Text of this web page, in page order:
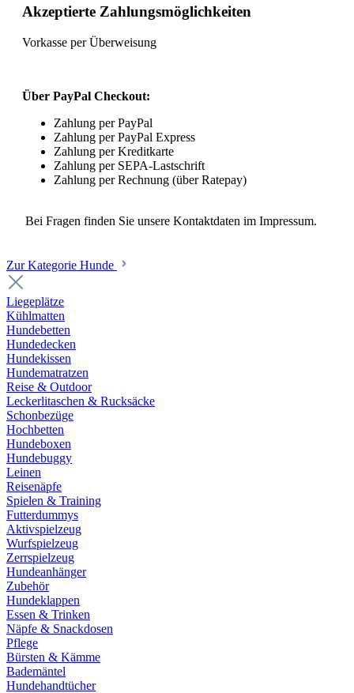
Akzeptierte Zahlungsmöglichkeiten
Vorkasse per Überweisung
Über PayPal Checkout:
Zahlung per PayPal
Zahlung per PayPal Express
Zahlung per Kreditkarte
Zahlung per SEPA-Lastschrift
Zahlung per Rechnung (über Ratepay)
Bei Fragen finden Sie unsere Kontaktdaten im Impressum.
Zur Kategorie Hunde
Liegeplätze
Kühlmatten
Hundebetten
Hundedecken
Hundekissen
Hundematratzen
Reise & Outdoor
Leckerlitaschen & Rucksäcke
Schonbezüge
Hochbetten
Hundeboxen
Hundebuggy
Leinen
Reisenäpfe
Spielen & Training
Futterdummys
Aktivspielzeug
Wurfspielzeug
Zerrspielzeug
Hundeanhänger
Zubehör
Hundeklappen
Essen & Trinken
Näpfe & Snackdosen
Pflege
Bürsten & Kämme
Bademäntel
Hundehandtücher